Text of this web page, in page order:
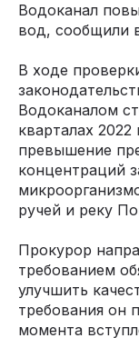
Водоканал
вод, сообщили
В ходе
Водоканалом
кварталах 2022
превышение
концентраций
ручей и реку
Прокурор
требованием
улучшить
требования он
момента